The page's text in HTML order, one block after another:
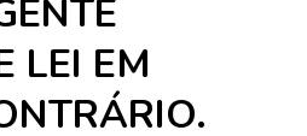
LEI EM